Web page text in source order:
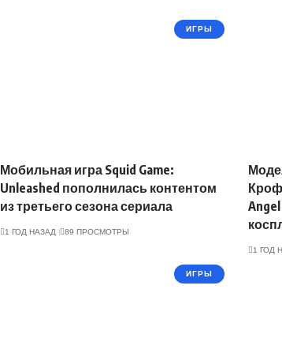
ИГРЫ
Мобильная игра Squid Game:
Unleashed пополнилась контентом
из третьего сезона сериала
1 ГОД НАЗАД 89 ПРОСМОТРЫ
1 ГОД
ИГРЫ